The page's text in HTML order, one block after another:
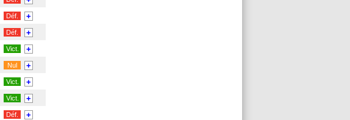
Déf. +
Déf. +
Vict. +
Nul +
Vict. +
Vict. +
Déf. +